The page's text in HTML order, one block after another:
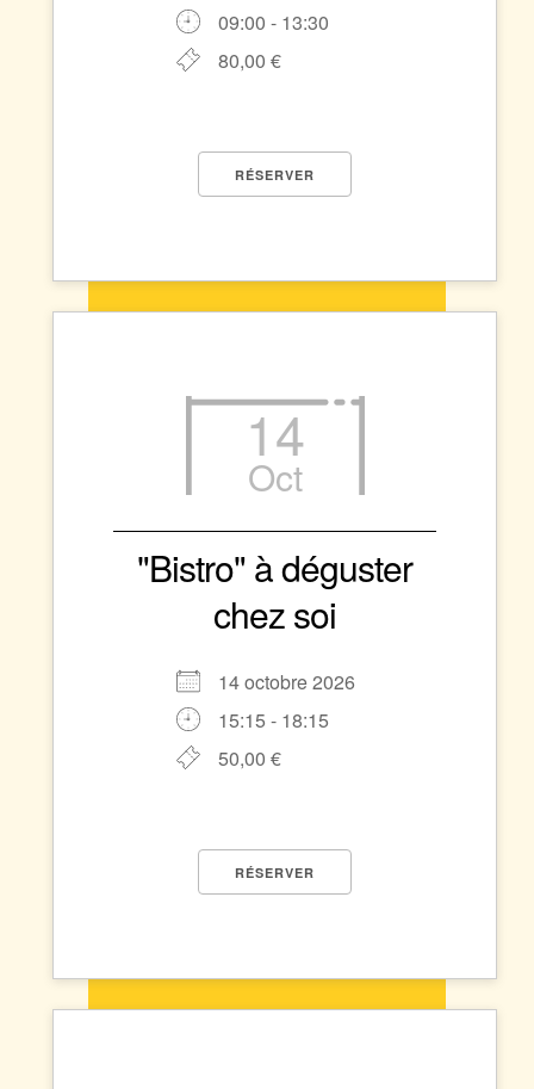
09:00 - 13:30
80,00 €
RÉSERVER
14
Oct
"Bistro" à déguster
chez soi
14 octobre 2026
15:15 - 18:15
50,00 €
RÉSERVER